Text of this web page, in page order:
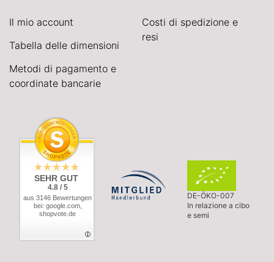
Il mio account
Tabella delle dimensioni
Metodi di pagamento e
coordinate bancarie
Costi di spedizione e
resi
SEHR GUT
4.8 / 5
aus 3146 Bewertungen
bei: google.com,
shopvote.de
DE-ÖKO-007
In relazione a cibo
e semi